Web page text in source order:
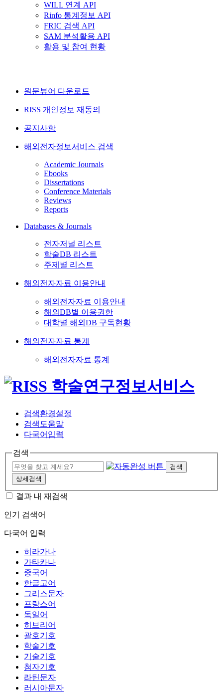
WILL 연계 API
Rinfo 통계정보 API
FRIC 검색 API
SAM 분석활용 API
활용 및 참여 현황
원문뷰어 다운로드
RISS 개인정보 재동의
공지사항
해외전자정보서비스 검색
Academic Journals
Ebooks
Dissertations
Conference Materials
Reviews
Reports
Databases & Journals
전자저널 리스트
학술DB 리스트
주제별 리스트
해외전자자료 이용안내
해외전자자료 이용안내
해외DB별 이용권한
대학별 해외DB 구독현황
해외전자자료 통계
해외전자자료 통계
검색환경설정
검색도움말
다국어입력
검색
검색
상세검색
결과 내 재검색
인기 검색어
다국어 입력
히라가나
가타카나
중국어
한글고어
그리스문자
프랑스어
독일어
히브리어
괄호기호
학술기호
기술기호
첨자기호
라틴문자
러시아문자